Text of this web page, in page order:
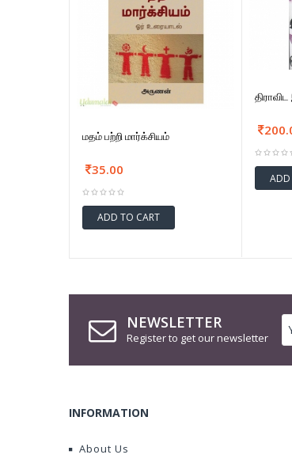
மதம் பற்றி மார்க்சியம்
35.00
ADD TO CART
ADD
NEWSLETTER
Register to get our newsletter
INFORMATION
About Us